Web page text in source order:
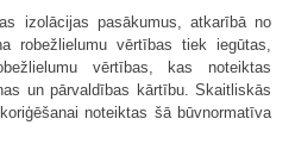
izolācijas pasākumus, atkarībā no
robežlielumu vērtības tiek iegūtas,
vērtības, kas noteiktas
un pārvaldības kārtību. Skaitliskās
noteiktas šā būvnormatīva